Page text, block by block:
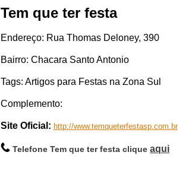
Tem que ter festa
Endereço: Rua Thomas Deloney, 390
Bairro: Chacara Santo Antonio
Tags: Artigos para Festas na Zona Sul
Complemento:
Site Oficial: http://www.temqueterfestasp.com.br
Telefone Tem que ter festa clique aqui